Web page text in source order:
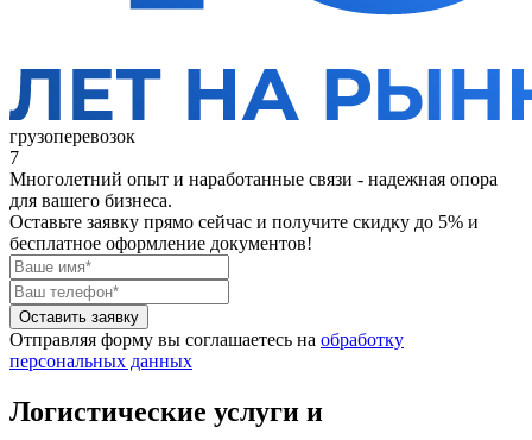
грузоперевозок
7
Многолетний опыт и наработанные связи - надежная опора
для вашего бизнеса.
Оставьте заявку прямо сейчас и получите скидку до 5% и
бесплатное оформление документов!
Оставить заявку
Отправляя форму вы соглашаетесь на обработку
персональных данных
Логистические услуги и